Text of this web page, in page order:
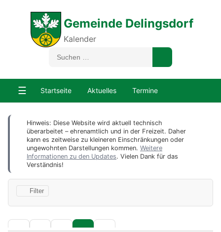
Gemeinde Delingsdorf
Kalender
☰ Startseite Aktuelles Termine
Hinweis: Diese Website wird aktuell technisch
überarbeitet – ehrenamtlich und in der Freizeit. Daher
kann es zeitweise zu kleineren Einschränkungen oder
ungewohnten Darstellungen kommen. Weitere
Informationen zu den Updates. Vielen Dank für das
Verständnis!
Filter